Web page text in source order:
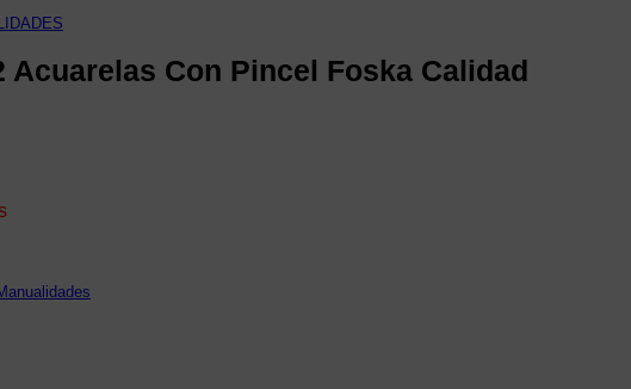
Acuarelas Con Pincel Foska Calidad